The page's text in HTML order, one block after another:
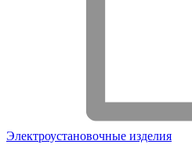
Электроустановочные изделия